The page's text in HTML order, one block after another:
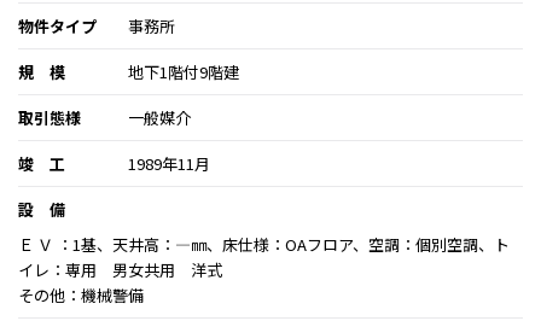
物件タイプ
事務所
規 模
地下1階付9階建
取引態様
一般媒介
竣 工
1989年11月
設 備
Ｅ Ｖ ：1基、天井高：―㎜、床仕様：OAフロア、空調：個別空調、ト
イレ：専用 男女共用 洋式
その他：機械警備